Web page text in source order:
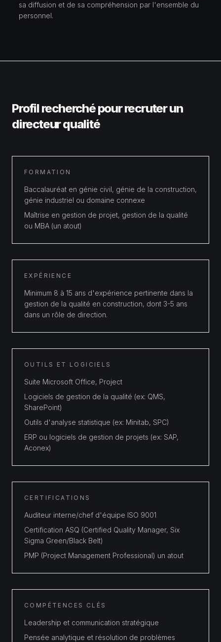
sa diffusion et de sa compréhension par l'ensemble du
personnel.
Profil recherché pour recruter un
directeur qualité
FORMATION
Baccalauréat en génie civil, génie de la construction,
génie industriel ou domaine connexe
Maîtrise en gestion de projet, gestion de la qualité
ou MBA (un atout)
EXPÉRIENCE
Minimum 8 à 15 ans d'expérience pertinente dans la
gestion de la qualité en construction, dont 3-5 ans
dans un rôle de direction.
OUTILS ET LOGICIELS
Suite Microsoft Office, Project
Logiciels de gestion de la qualité (ex: QMS,
SharePoint)
Outils d'analyse statistique (ex: Minitab, SPC)
ERP ou logiciels de gestion de projets (ex: SAP,
Aconex)
CERTIFICATIONS
Auditeur interne/chef d'équipe ISO 9001
Certification ASQ (Certified Quality Manager, Six
Sigma Green/Black Belt)
PMP (Project Management Professional) un atout
COMPÉTENCES CLÉS
Leadership et communication stratégique
Pensée analytique et résolution de problèmes